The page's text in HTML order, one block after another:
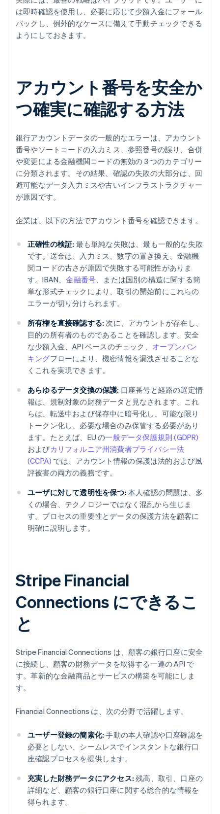
は即時確認を使用し、必要に応じて少額入金にフォール
バックし、例外的なケースに備えて手動チェックできる
ようにしておきます。
アカウント番号を安全か
つ確実に確認する方法
銀行アカウントデータの一般的なエラーは、アカウント
番号やソートコードの入力ミス、参照番号の誤り、合併
や変更による金融機関コードの無効の 3 つのカテゴリー
に分類されます。その結果、確認の失敗の大部分は、回
避可能なデータ入力ミスや古いインフラストラクチャー
が原因です。
企業は、以下の方法でアカウント番号を確認できます。
正確性の検証: 最も単純な失敗は、最も一般的な失敗
です。送金は、入力ミス、数字の置き換え、金融機
関コードの古さが原因で失敗する可能性がありま
す。IBAN、金融番号、または国別の構造に関する簡
単な形式チェックにより、取引の開始前にこれらの
エラーが切り分けられます。
所有権を直接確認する: 次に、アカウントが存在し、
目的の所有者のものであることを確認します。安全
な少額入金、API ベースのチェック、 オープンバン
キングフローにより、機密情報を漏洩させることな
くこれを実現できます。
あらゆるデータ交換の保護: 口座番号と経路の選定情
報は、規制対象の財務データと見なされます。これ
らは、転送中および保存中に暗号化し、可能な限り
トークン化し、必要な場合のみ保管する必要があり
ます。たとえば、EU の一般データ保護規則 (GDPR)
およびカリフォルニア州消費者プライバシー法
(CCPA) では、アカウント情報の保護は法的および風
評被害の両方の義務です。
ユーザに対して透明性を保つ: 本人確認の問題は、多
くの場合、テクノロジーではなく混乱から生じま
す。プロセスの重要性とデータの保護方法を顧客に
明確に説明します。
Stripe Financial
Connections にできるこ
と
Stripe Financial Connections は、顧客の銀行口座に安全
に接続し、顧客の財務データを取得する一連の API で
す。革新的な金融商品とサービスの構築を可能にしま
す。
Financial Connections は、次の分野で活躍します。
ユーザー登録の簡素化: 手動の本人確認や口座確認を
必要としない、シームレスでインスタントな銀行口
座確認プロセスを提供します。
充実した財務データにアクセス: 残高、取引、口座の
詳細など、顧客の銀行口座に関する総合的な情報を
得られます。